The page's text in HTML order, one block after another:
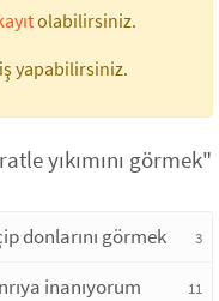
olabilirsiniz.
yapabilirsiniz.
yıkımını görmek"
donlarını görmek 3
inanıyorum
11